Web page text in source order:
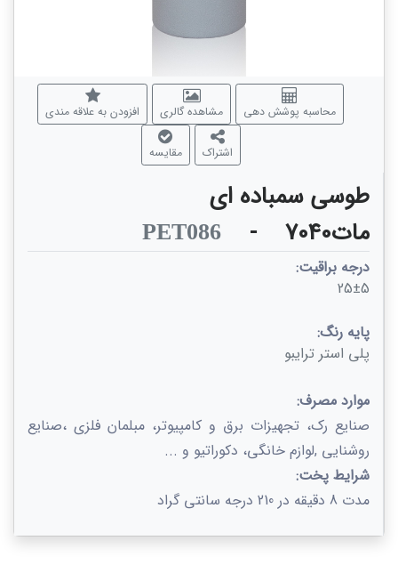
محاسبه پوشش دهی مشاهده گالری افزودن به علاقه مندی
اشتراک مقایسه
طوسی سمباده ای
مات7040
-
PET086
درجه براقیت:
25±5
پایه رنگ:
پلی استر ترایبو
موارد مصرف:
صنایع رک، تجهیزات برق و کامپیوتر، مبلمان فلزی ،صنایع
روشنایی ,لوازم خانگی، دکوراتیو و ...
شرایط پخت:
مدت 8 دقیقه در 210 درجه سانتی گراد